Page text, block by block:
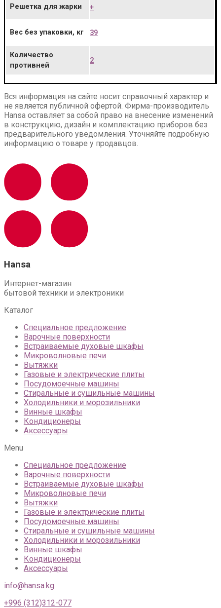
Решетка для жарки +
Вес без упаковки, кг 39
Количество
противней
2
Вся информация на сайте носит справочный характер и
не является публичной офертой. Фирма-производитель
Hansa оставляет за собой право на внесение изменений
в конструкцию, дизайн и комплектацию приборов без
предварительного уведомления. Уточняйте подробную
информацию о товаре у продавцов.
Hansa
Интернет-магазин
бытовой техники и электроники
Каталог
Специальное предложение
Варочные поверхности
Встраиваемые духовые шкафы
Микроволновые печи
Вытяжки
Газовые и электрические плиты
Посудомоечные машины
Стиральные и сушильные машины
Холодильники и морозильники
Винные шкафы
Кондиционеры
Аксессуары
Menu
Специальное предложение
Варочные поверхности
Встраиваемые духовые шкафы
Микроволновые печи
Вытяжки
Газовые и электрические плиты
Посудомоечные машины
Стиральные и сушильные машины
Холодильники и морозильники
Винные шкафы
Кондиционеры
Аксессуары
info@hansa.kg
+996 (312)312-077